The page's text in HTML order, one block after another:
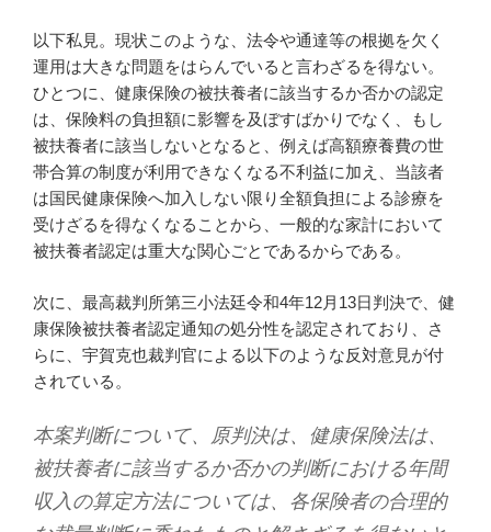
以下私見。現状このような、法令や通達等の根拠を欠く
運用は大きな問題をはらんでいると言わざるを得ない。
ひとつに、健康保険の被扶養者に該当するか否かの認定
は、保険料の負担額に影響を及ぼすばかりでなく、もし
被扶養者に該当しないとなると、例えば高額療養費の世
帯合算の制度が利用できなくなる不利益に加え、当該者
は国民健康保険へ加入しない限り全額負担による診療を
受けざるを得なくなることから、一般的な家計において
被扶養者認定は重大な関心ごとであるからである。
次に、最高裁判所第三小法廷令和4年12月13日判決で、健
康保険被扶養者認定通知の処分性を認定されており、さ
らに、宇賀克也裁判官による以下のような反対意見が付
されている。
本案判断について、原判決は、健康保険法は、
被扶養者に該当するか否かの判断における年間
収入の算定方法については、各保険者の合理的